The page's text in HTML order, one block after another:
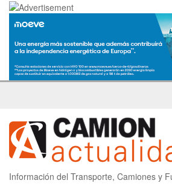
Información del Transporte, Camiones y